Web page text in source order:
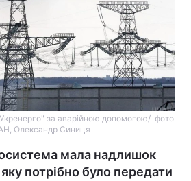
за аварійною допомогою/ фото
Олександр Синиця
мала надлишок
потрібно було передати